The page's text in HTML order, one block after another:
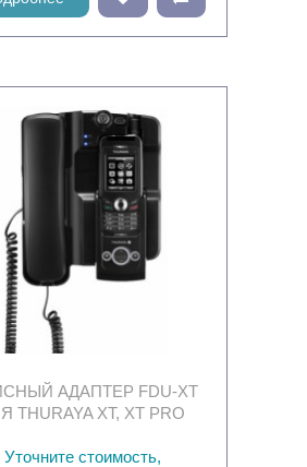
АДАПТЕР FDU-XT
THURAYA XT, XT PRO
Уточните стоимость,